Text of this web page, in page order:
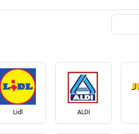
Lidl ALDI